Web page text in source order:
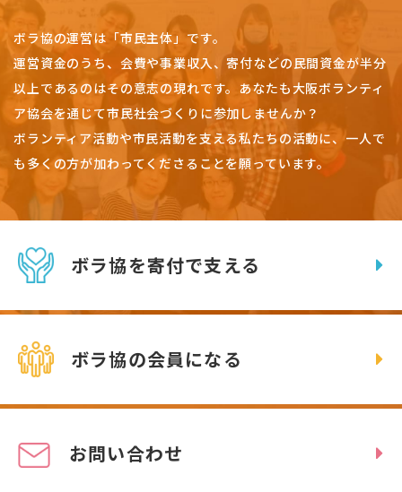
ボラ協の運営は「市民主体」です。
運営資金のうち、会費や事業収入、寄付などの民間資金が半分
以上であるのはその意志の現れです。 あなたも大阪ボランティ
ア協会を通じて市民社会づくりに参加しませんか？
ボランティア活動や市民活動を支える私たちの活動に、一人で
も多くの方が加わってくださることを願っています。
ボラ協を寄付で支える
ボラ協の会員になる
お問い合わせ